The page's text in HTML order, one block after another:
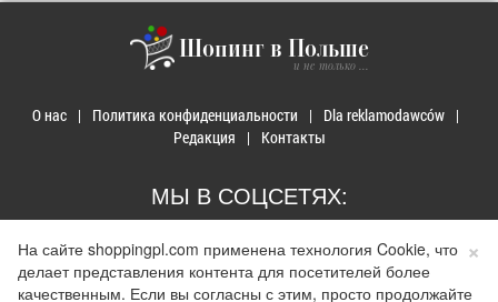
Шопинг в Польше
и не только ...
О нас Политика конфиденциальности
Dla reklamodawców
Редакция
Контакты
МЫ В СОЦСЕТЯХ:
×
На сайте shoppingpl.com применена технология Cookie, что
делает представления контента для посетителей более
качественным. Если вы согласны с этим, просто продолжайте